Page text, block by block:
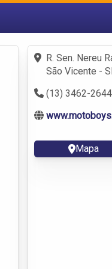
Fazer login
Criar conta
R. Sen. Nereu
São Vicente -
(13) 3462-2644
Mapa